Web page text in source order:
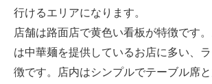
行けるエリアになります。
店舗は路面店で黄色い看板が特徴です
は中華麺を提供しているお店に多い、
徴です。店内はシンプルでテーブル席と